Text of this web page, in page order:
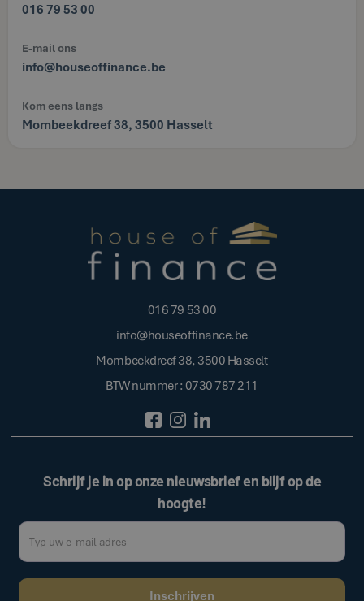
016 79 53 00
E-mail ons
info@houseoffinance.be
Kom eens langs
Mombeekdreef 38, 3500 Hasselt
016 79 53 00
info@houseoffinance.be
Mombeekdreef 38, 3500 Hasselt
BTW nummer : 0730 787 211
Schrijf je in op onze nieuwsbrief en blijf op de
hoogte!